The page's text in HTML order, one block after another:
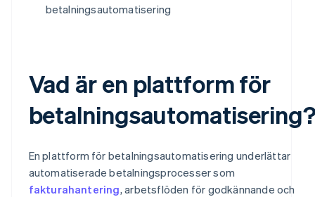
betalningsautomatisering
Vad är en plattform för
En plattform för betalningsautomatisering underlättar
automatiserade betalningsprocesser som
fakturahantering, arbetsflöden för godkännande och